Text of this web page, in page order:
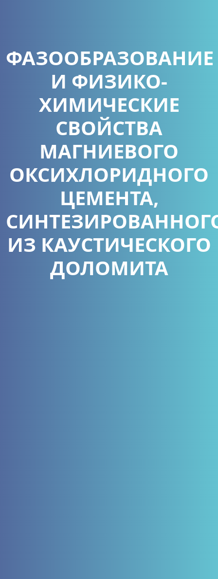
ФАЗООБРАЗОВАНИЕ
И ФИЗИКО-
ХИМИЧЕСКИЕ
СВОЙСТВА
МАГНИЕВОГО
ОКСИХЛОРИДНОГО
ЦЕМЕНТА,
ИЗ КАУСТИЧЕСКОГО
ДОЛОМИТА